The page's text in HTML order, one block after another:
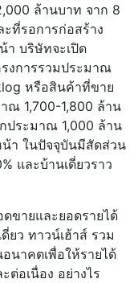
ล้านบาท จาก 8
ะที่รอการก่อสร้าง
า บริษัทจะเปิด
งการรวมประมาณ
หรือสินค้าที่ขาย
ณ 1,700-1,800 ล้าน
ประมาณ 1,000 ล้าน
า ในปัจจุบันมีสัดส่วน
และบ้านเดี่ยวราว
ขายและยอดรายได้
ยว ทาวน์เฮ้าส์ รวม
นาคตเพื่อให้รายได้
ต่อเนื่อง อย่างไร